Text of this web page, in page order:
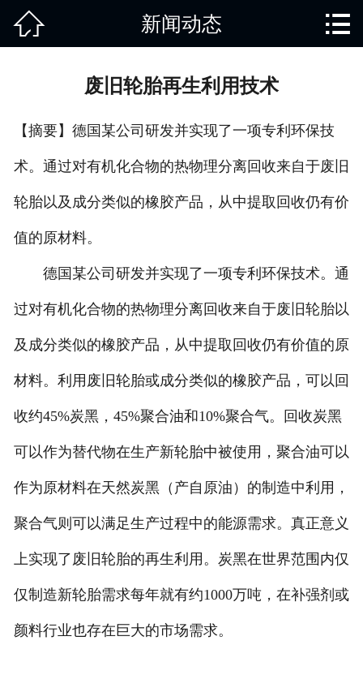
新闻动态
免责说明
 新闻动态 
废旧轮胎再生利用技术
【摘要】德国某公司研发并实现了一项专利环保技
术。通过对有机化合物的热物理分离回收来自于废旧
轮胎以及成分类似的橡胶产品，从中提取回收仍有价
值的原材料。
德国某公司研发并实现了一项专利环保技术。通
过对有机化合物的热物理分离回收来自于废旧轮胎以
及成分类似的橡胶产品，从中提取回收仍有价值的原
材料。利用废旧轮胎或成分类似的橡胶产品，可以回
收约45%炭黑，45%聚合油和10%聚合气。回收炭黑
可以作为替代物在生产新轮胎中被使用，聚合油可以
作为原材料在天然炭黑（产自原油）的制造中利用，
聚合气则可以满足生产过程中的能源需求。真正意义
上实现了废旧轮胎的再生利用。炭黑在世界范围内仅
仅制造新轮胎需求每年就有约1000万吨，在补强剂或
颜料行业也存在巨大的市场需求。